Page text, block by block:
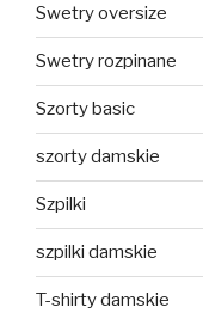
Swetry oversize
Swetry rozpinane
Szorty basic
szorty damskie
Szpilki
szpilki damskie
T-shirty damskie